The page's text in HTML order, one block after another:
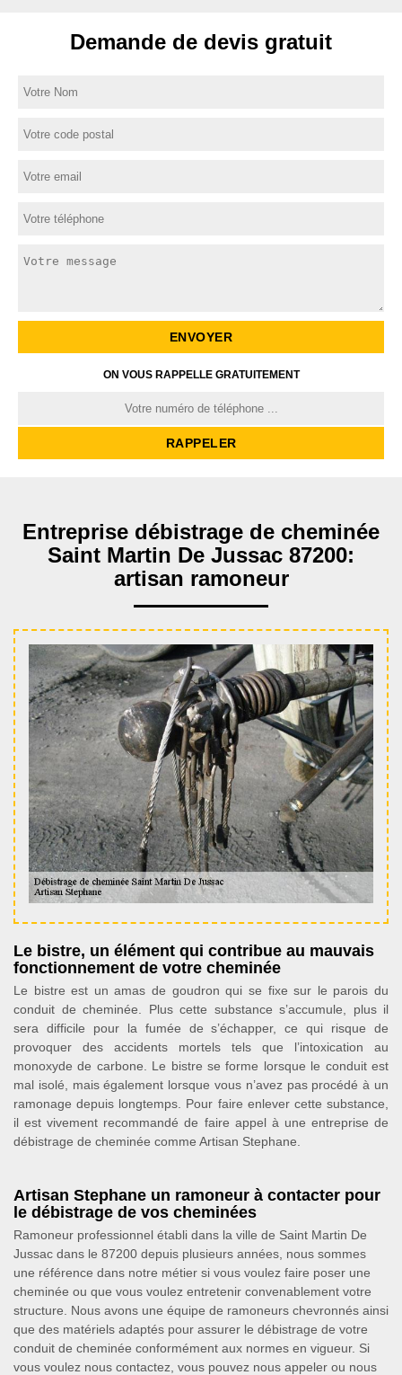
Demande de devis gratuit
ON VOUS RAPPELLE GRATUITEMENT
Entreprise débistrage de cheminée
Saint Martin De Jussac 87200:
artisan ramoneur
Le bistre, un élément qui contribue au mauvais
fonctionnement de votre cheminée
Le bistre est un amas de goudron qui se fixe sur le parois du
conduit de cheminée. Plus cette substance s’accumule, plus il
sera difficile pour la fumée de s’échapper, ce qui risque de
provoquer des accidents mortels tels que l’intoxication au
monoxyde de carbone. Le bistre se forme lorsque le conduit est
mal isolé, mais également lorsque vous n’avez pas procédé à un
ramonage depuis longtemps. Pour faire enlever cette substance,
il est vivement recommandé de faire appel à une entreprise de
débistrage de cheminée comme Artisan Stephane.
Artisan Stephane un ramoneur à contacter pour
le débistrage de vos cheminées
Ramoneur professionnel établi dans la ville de Saint Martin De
Jussac dans le 87200 depuis plusieurs années, nous sommes
une référence dans notre métier si vous voulez faire poser une
cheminée ou que vous voulez entretenir convenablement votre
structure. Nous avons une équipe de ramoneurs chevronnés ainsi
que des matériels adaptés pour assurer le débistrage de votre
conduit de cheminée conformément aux normes en vigueur. Si
vous voulez nous contactez, vous pouvez nous appeler ou nous